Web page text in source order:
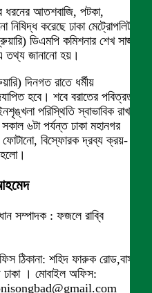
ধরনের আতশবাজি, পটকা,
করেছে ঢাকা মেট্রোপলিটন
ডিএমপি কমিশনার শেখ সাজ্জাত
তথ্য জানানো হয়।
দিনগত রাতে ধর্মীয়
হবে। শবে বরাতের পবিত্রতা
পরিস্থিতি স্বাভাবিক রাখার
৬টা পর্যন্ত ঢাকা মহানগর
বিস্ফোরক দ্রব্য ক্রয়-
সম্পাদক : ফজলে রাব্বি
ঠিকানা: শহিদ ফারুক রোড,বাসা
ঢাকা । মোবাইল অফিস: